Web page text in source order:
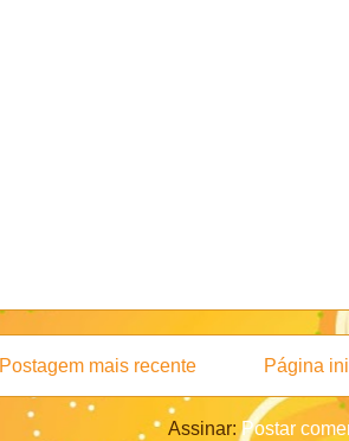
Postagem mais recente Página
Assinar:Postar